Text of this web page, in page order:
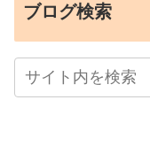
ブログ検索